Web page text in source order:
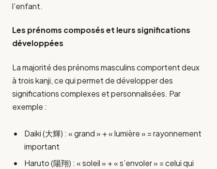
l’enfant.
Les prénoms composés et leurs significations
développées
La majorité des prénoms masculins comportent deux
à trois kanji, ce qui permet de développer des
significations complexes et personnalisées. Par
exemple :
Daiki (大輝) : « grand » + « lumière » = rayonnement
important
Haruto (陽翔) : « soleil » + « s’envoler » = celui qui